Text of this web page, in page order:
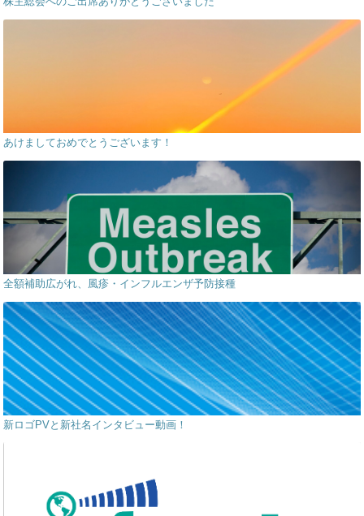
あけましておめでとうございます！
全額補助広がれ、風疹・インフルエンザ予防接種
新ロゴPVと新社名インタビュー動画！